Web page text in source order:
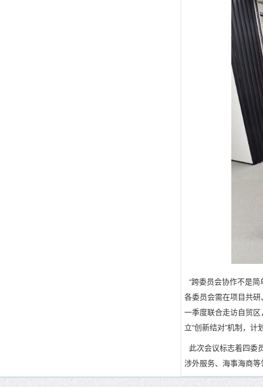
“跨委员会协作不是
各委员会需在项目共
一季度联合走访自贸
立“创新结对”机制，
此次会议标志着四委
涉外服务、海事海商